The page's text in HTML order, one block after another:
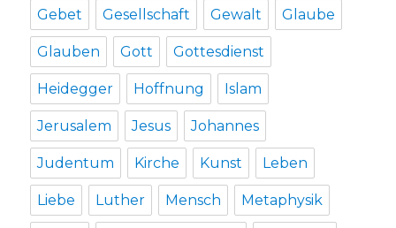
Gebet Gesellschaft Gewalt Glaube
Glauben Gott Gottesdienst
Heidegger Hoffnung Islam
Jerusalem Jesus Johannes
Judentum Kirche Kunst Leben
Liebe Luther Mensch Metaphysik